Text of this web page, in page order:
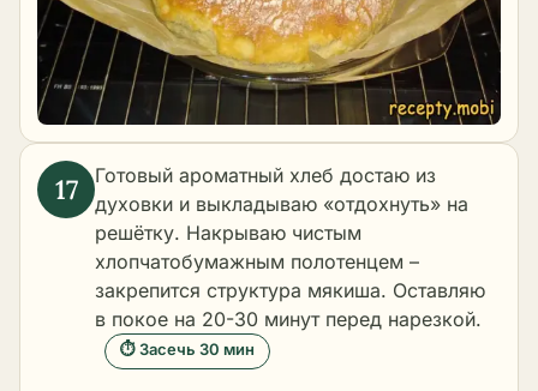
Готовый ароматный хлеб достаю из
духовки и выкладываю «отдохнуть» на
решётку. Накрываю чистым
хлопчатобумажным полотенцем –
закрепится структура мякиша. Оставляю
в покое на 20-30 минут перед нарезкой.
⏱ Засечь 30 мин